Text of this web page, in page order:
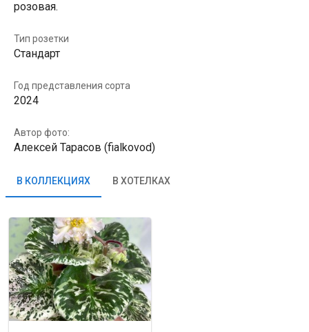
розовая.
Тип розетки
Стандарт
Год представления сорта
2024
Автор фото:
Алексей Тарасов (fialkovod)
В КОЛЛЕКЦИЯХ В ХОТЕЛКАХ